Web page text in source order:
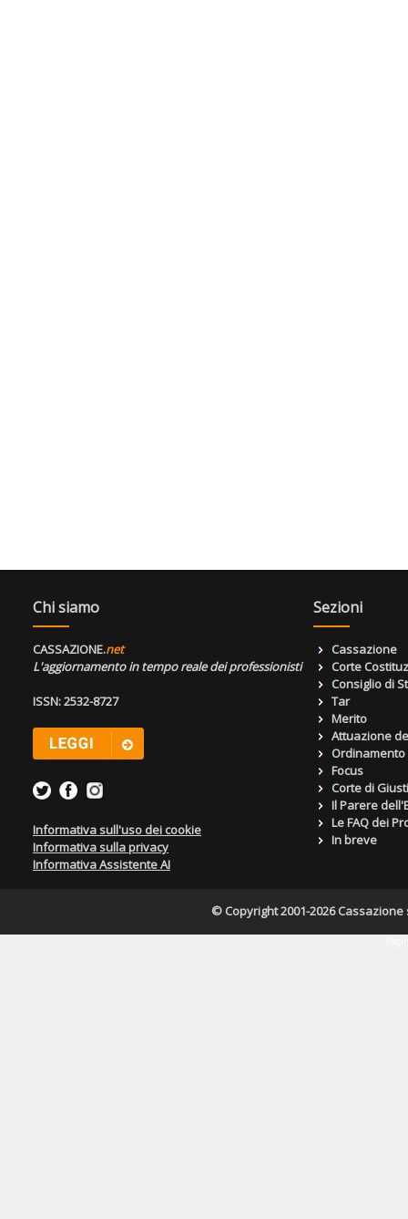
Chi siamo
CASSAZIONE.net
L'aggiornamento in tempo reale dei professionisti
ISSN: 2532-8727
Informativa sull'uso dei cookie
Informativa sulla privacy
Informativa Assistente AI
Sezioni
Cassazione
Corte
Consiglio di
Tar
Merito
Attuazione
Focus
Corte di
Il Parere
Le FAQ dei
In breve
© Copyright 2001-2026 Cassazione